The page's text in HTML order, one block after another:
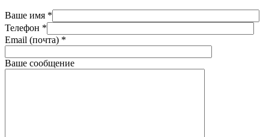
Ваше имя *
Телефон *
Email (почта) *
Ваше сообщение